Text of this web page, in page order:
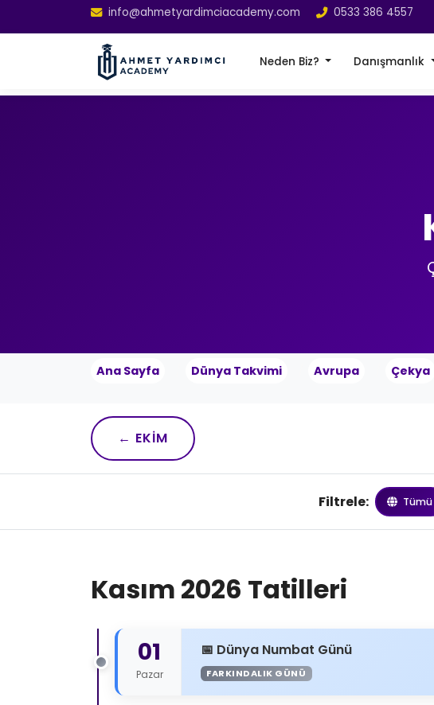
info@ahmetyardimciacademy.com 0533 386 4557
Neden Biz? Danışmanlık
Ana Sayfa Dünya Takvimi Avrupa Çekya
← EKIM
Filtrele: Tümü
Kasım 2026 Tatilleri
01
Pazar
Dünya Numbat Günü
FARKINDALIK GÜNÜ